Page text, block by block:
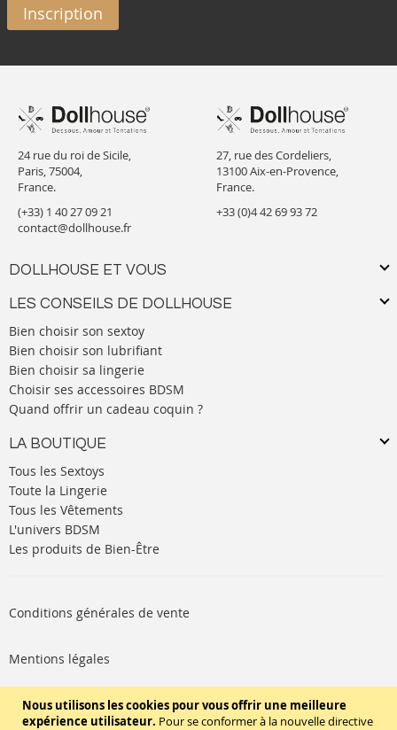
Nous utilisons les cookies pour vous offrir une meilleure
expérience utilisateur. Pour se conformer à la nouvelle directive
Inscription
24 rue du roi de Sicile,
Paris, 75004,
France.
(+33) 1 40 27 09 21
contact@dollhouse.fr
DOLLHOUSE ET VOUS
LES CONSEILS DE DOLLHOUSE
Bien choisir son sextoy
Bien choisir son lubrifiant
Bien choisir sa lingerie
Choisir ses accessoires BDSM
Quand offrir un cadeau coquin ?
LA BOUTIQUE
Tous les Sextoys
Toute la Lingerie
Tous les Vêtements
L'univers BDSM
Les produits de Bien-Être
27, rue des Cordeliers,
13100 Aix-en-Provence,
France.
+33 (0)4 42 69 93 72
Conditions générales de vente
Mentions légales
Politique de cookies